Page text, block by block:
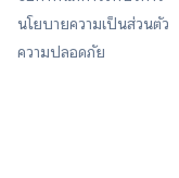
นโยบายความเป็นส่วนตัว
ความปลอดภัย